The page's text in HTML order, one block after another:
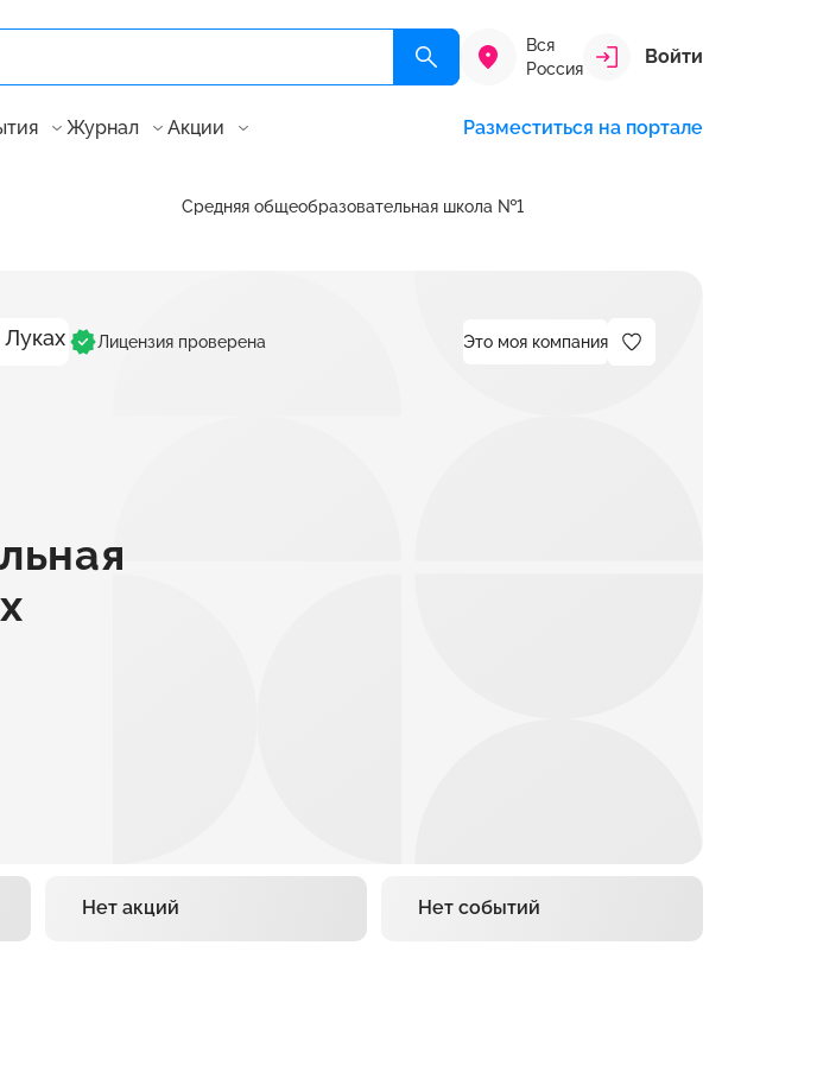
Вся
Россия
Войти
Журнал Акции Разместиться на портале
Средняя общеобразовательная школа №1
Лицензия проверена Это моя компания
Нет акций Нет событий